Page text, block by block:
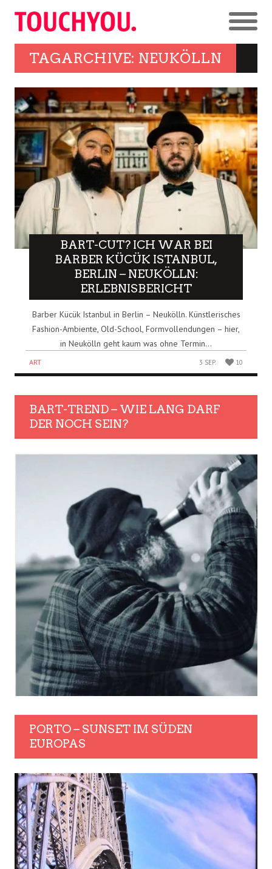
TAGARCHIVE: NEUKÖLLN
BART-CUT? ICH WAR BEI
BARBER KÜCÜK ISTANBUL,
BERLIN – NEUKÖLLN:
ERLEBNISBERICHT
Barber Kücük Istanbul in Berlin – Neukölln. Künstlerisches
Fashion-Ambiente, Old-School, Formvollendungen – hier,
in Neukölln geht kaum was ohne Termin...
ART 3 SEP. 10
BART-TREND – WIE LANG DARF
DER NOCH SEIN?
PORTO – SUNSET IM SÜDEN
EUROPAS